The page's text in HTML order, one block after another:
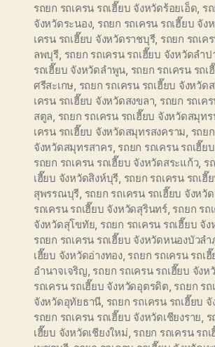
รถยก รถเครน รถเฮี๊ยบ จังหวัดร้อยเอ็ด ร
จังหวัดระนอง, รถยก รถเครน รถเฮี๊ยบ จัง
เครน รถเฮี๊ยบ จังหวัดราชบุรี, รถยก รถเค
ลพบุรี รถยก รถเครน รถเฮี๊ยบ จังหวัดลำป
รถเฮี๊ยบ จังหวัดลำพูน รถยก รถเครน รถเ
ศรีสะเกษ รถยก รถเครน รถเฮี๊ยบ จังหวัด
เครน รถเฮี๊ยบ จังหวัดสงขลา รถยก รถเค
สตูล รถยก รถเครน รถเฮี๊ยบ จังหวัดสมุท
เครน รถเฮี๊ยบ จังหวัดสมุทรสงคราม รถย
จังหวัดสมุทรสาคร, รถยก รถเครน รถเฮี๊ย
รถยก รถเครน รถเฮี๊ยบ จังหวัดสระแก้ว, ร
เฮี๊ยบ จังหวัดสิงห์บุรี รถยก รถเครน รถเฮี๊
สุพรรณบุรี รถยก รถเครน รถเฮี๊ยบ จังหวั
รถเครน รถเฮี๊ยบ จังหวัดสุรินทร์, รถยก รถ
จังหวัดสุโขทัย รถยก รถเครน รถเฮี๊ยบ จั
รถยก รถเครน รถเฮี๊ยบ จังหวัดหนองบัวลำ
เฮี๊ยบ จังหวัดอ่างทอง, รถยก รถเครน รถเ
อำนาจเจริญ รถยก รถเครน รถเฮี๊ยบ จัง
รถเครน รถเฮี๊ยบ จังหวัดอุตรดิต รถยก รถ
จังหวัดอุทัยธานี รถยก รถเครน รถเฮี๊ยบ
รถยก รถเครน รถเฮี๊ยบ จังหวัดเชียงราย ร
เฮี๊ยบ จังหวัดเชียงใหม่ รถยก รถเครน รถ